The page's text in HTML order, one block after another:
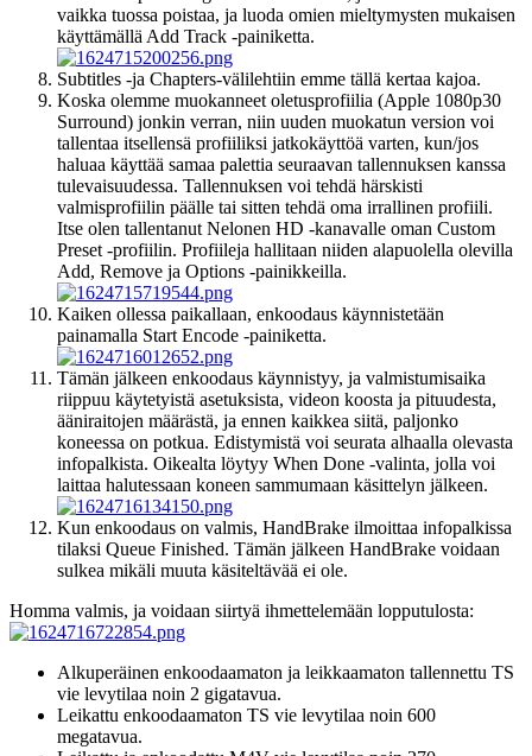
vaikka tuossa poistaa, ja luoda omien mieltymysten mukaisen
käyttämällä Add Track -painiketta.
Subtitles -ja Chapters-välilehtiin emme tällä kertaa kajoa.
Koska olemme muokanneet oletusprofiilia (Apple 1080p30
Surround) jonkin verran, niin uuden muokatun version voi
tallentaa itsellensä profiiliksi jatkokäyttöä varten, kun/jos
haluaa käyttää samaa palettia seuraavan tallennuksen kanssa
tulevaisuudessa. Tallennuksen voi tehdä härskisti
valmisprofiilin päälle tai sitten tehdä oma irrallinen profiili.
Itse olen tallentanut Nelonen HD -kanavalle oman Custom
Preset -profiilin. Profiileja hallitaan niiden alapuolella olevilla
Add, Remove ja Options -painikkeilla.
Kaiken ollessa paikallaan, enkoodaus käynnistetään
painamalla Start Encode -painiketta.
Tämän jälkeen enkoodaus käynnistyy, ja valmistumisaika
riippuu käytetyistä asetuksista, videon koosta ja pituudesta,
ääniraitojen määrästä, ja ennen kaikkea siitä, paljonko
koneessa on potkua. Edistymistä voi seurata alhaalla olevasta
infopalkista. Oikealta löytyy When Done -valinta, jolla voi
laittaa halutessaan koneen sammumaan käsittelyn jälkeen.
Kun enkoodaus on valmis, HandBrake ilmoittaa infopalkissa
tilaksi Queue Finished. Tämän jälkeen HandBrake voidaan
sulkea mikäli muuta käsiteltävää ei ole.
Homma valmis, ja voidaan siirtyä ihmettelemään lopputulosta:
Alkuperäinen enkoodaamaton ja leikkaamaton tallennettu TS
vie levytilaa noin 2 gigatavua.
Leikattu enkoodaamaton TS vie levytilaa noin 600
megatavua.